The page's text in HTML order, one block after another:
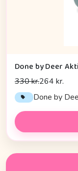
Done by Deer
330 kr.264 kr.
Done by